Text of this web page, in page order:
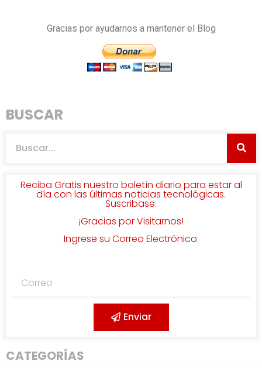
Gracias por ayudarnos a mantener el Blog
BUSCAR
Reciba Gratis nuestro boletín diario para estar al
día con las últimas noticias tecnológicas.
Suscribase.
¡Gracias por Visitarnos!
Ingrese su Correo Electrónico:
Enviar
CATEGORÍAS